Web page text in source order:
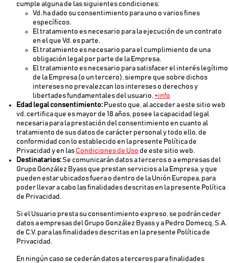
cumple alguna de las siguientes condiciones:
Vd. ha dado su consentimiento para uno o varios fines
específicos.
El tratamiento es necesario para la ejecución de un contrato
en el que Vd. es parte.
El tratamiento es necesario para el cumplimiento de una
obligación legal por parte de la Empresa.
El tratamiento es necesario para satisfacer el interés legítimo
de la Empresa (o un tercero), siempre que sobre dichos
intereses no prevalezcan los intereses o derechos y
libertades fundamentales del usuario. +info
Edad legal consentimiento: Puesto que, al acceder a este sitio web
vd. certifica que es mayor de 18 años, posee la capacidad legal
necesaria para la prestación del consentimiento en cuanto al
tratamiento de sus datos de carácter personal y todo ello, de
conformidad con lo establecido en la presente Política de
Privacidad y en las Condiciones de Uso de este sitio web.
Destinatarios:Se comunicarán datos a terceros o a empresas del
Grupo González Byass que prestan servicios a la Empresa, y que
pueden estar ubicados fuera o dentro de la Unión Europea, para
poder llevar a cabo las finalidades descritas en la presente Política
de Privacidad.
Si el Usuario presta su consentimiento expreso, se podrán ceder
datos a empresas del Grupo González Byass y a Pedro Domecq, S.A.
de C.V. para las finalidades descritas en la presente Política de
Privacidad.
En ningún caso se cederán datos a terceros para finalidades